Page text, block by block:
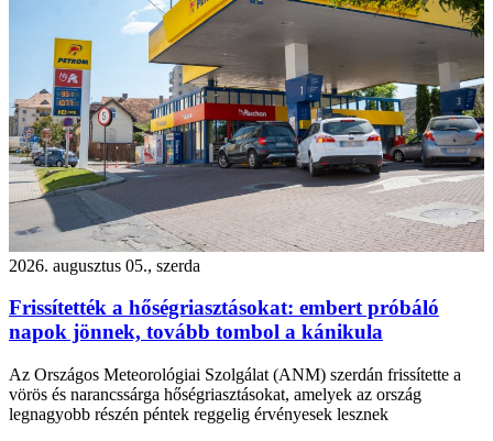
2026. augusztus 05., szerda
Frissítették a hőségriasztásokat: embert próbáló
napok jönnek, tovább tombol a kánikula
Az Országos Meteorológiai Szolgálat (ANM) szerdán frissítette a
vörös és narancssárga hőségriasztásokat, amelyek az ország
legnagyobb részén péntek reggelig érvényesek lesznek